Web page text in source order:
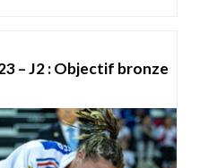
– J2 : Objectif bronze